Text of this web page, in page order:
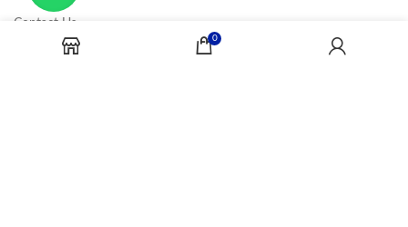
Contact Us
Latest News
0